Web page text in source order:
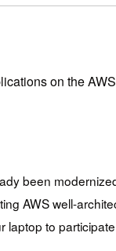
on the
been
AWS well-
laptop to